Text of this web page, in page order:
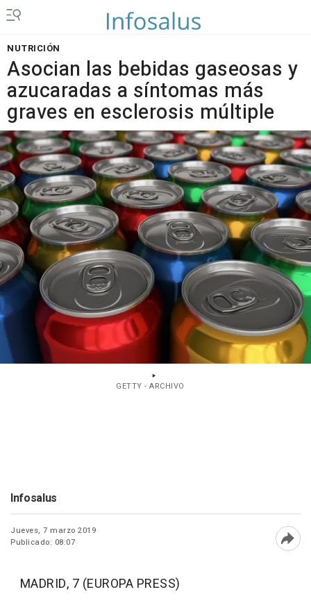
NUTRICIÓN
Asocian las bebidas gaseosas y
azucaradas a síntomas más
graves en esclerosis múltiple
GETTY - ARCHIVO
Infosalus
Jueves, 7 marzo 2019
Publicado: 08:07
MADRID, 7 (EUROPA PRESS)